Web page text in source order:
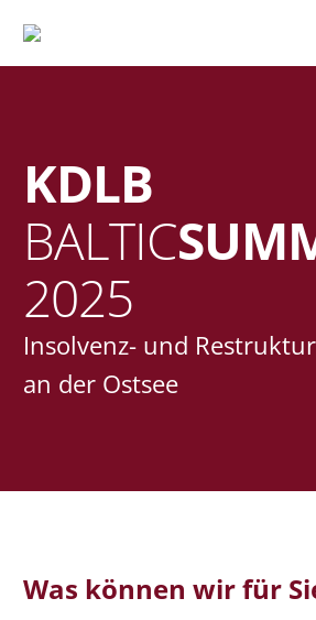
KDLB
BALTIC
2025
Insolvenz- und
an der Ostsee
Was können wir für